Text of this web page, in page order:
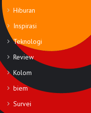
Hiburan
Inspirasi
Teknologi
Review
Kolom
biem
Survei